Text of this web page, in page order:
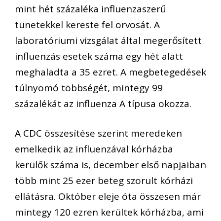
mint hét százaléka influenzaszerű
tünetekkel kereste fel orvosát. A
laboratóriumi vizsgálat által megerősített
influenzás esetek száma egy hét alatt
meghaladta a 35 ezret. A megbetegedések
túlnyomó többségét, mintegy 99
százalékát az influenza A típusa okozza.
A CDC összesítése szerint meredeken
emelkedik az influenzával kórházba
kerülők száma is, december első napjaiban
több mint 25 ezer beteg szorult kórházi
ellátásra. Október eleje óta összesen már
mintegy 120 ezren kerültek kórházba, ami